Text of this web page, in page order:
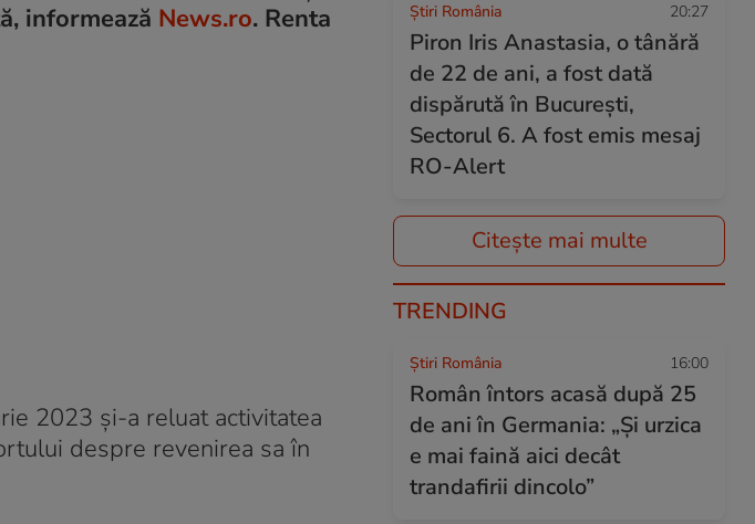
informează News.ro. Renta
2023 şi-a reluat activitatea
despre revenirea sa în
Știri România 20:27
Piron Iris Anastasia, o tânără
de 22 de ani, a fost dată
dispărută în București,
Sectorul 6. A fost emis mesaj
RO-Alert
Citește mai multe
TRENDING
Știri România 16:00
Român întors acasă după 25
de ani în Germania: „Și urzica
e mai faină aici decât
trandafirii dincolo”